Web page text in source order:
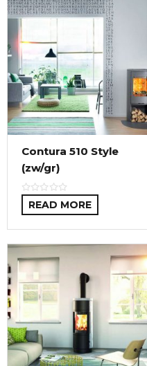
Contura 510 Style
(zw/gr)
READ MORE